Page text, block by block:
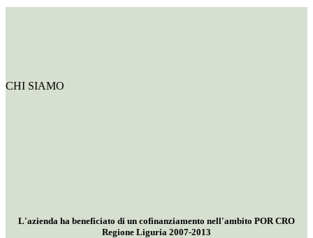
CHI SIAMO
L'azienda ha beneficiato di un cofinanziamento nell'ambito POR CRO
Regione Liguria 2007-2013